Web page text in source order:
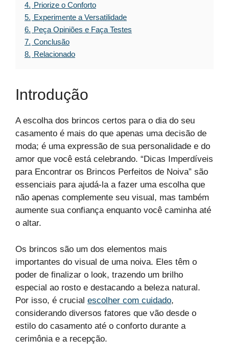
4. Priorize o Conforto
5. Experimente a Versatilidade
6. Peça Opiniões e Faça Testes
7. Conclusão
8. Relacionado
Introdução
A escolha dos brincos certos para o dia do seu
casamento é mais do que apenas uma decisão de
moda; é uma expressão de sua personalidade e do
amor que você está celebrando. “Dicas Imperdíveis
para Encontrar os Brincos Perfeitos de Noiva” são
essenciais para ajudá-la a fazer uma escolha que
não apenas complemente seu visual, mas também
aumente sua confiança enquanto você caminha até
o altar.
Os brincos são um dos elementos mais
importantes do visual de uma noiva. Eles têm o
poder de finalizar o look, trazendo um brilho
especial ao rosto e destacando a beleza natural.
Por isso, é crucial escolher com cuidado,
considerando diversos fatores que vão desde o
estilo do casamento até o conforto durante a
cerimônia e a recepção.